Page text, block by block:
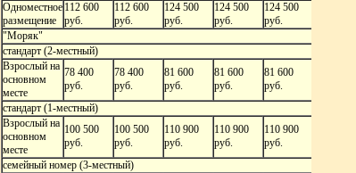
Одноместное
размещение
112 600
руб.
112 600
руб.
124 500
руб.
124 500
руб.
124 500
руб.
"Моряк"
стандарт (2-местный)
Взрослый на
основном
месте
78 400
руб.
78 400
руб.
81 600
руб.
81 600
руб.
81 600
руб.
стандарт (1-местный)
Взрослый на
основном
месте
100 500
руб.
100 500
руб.
110 900
руб.
110 900
руб.
110 900
руб.
семейный номер (3-местный)